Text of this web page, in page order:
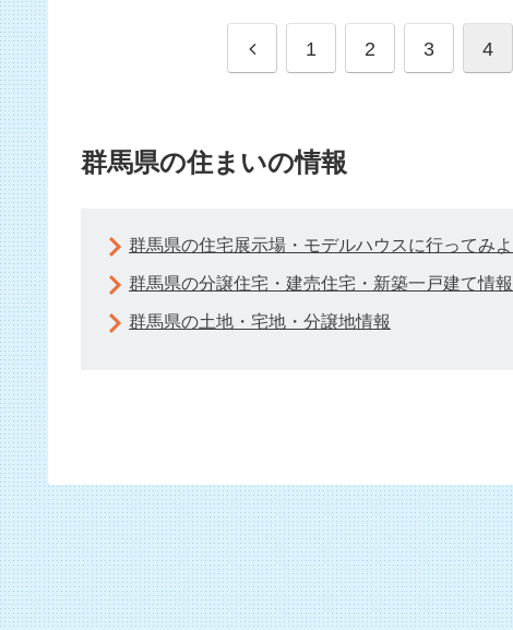
1 2 3 4
群馬県の住まいの情報
群馬県の住宅展示場・モデルハウスに行ってみよ
群馬県の分譲住宅・建売住宅・新築一戸建て情報
群馬県の土地・宅地・分譲地情報